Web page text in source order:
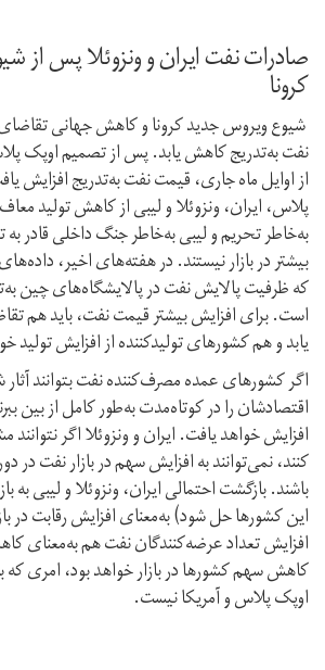
صادرات نفت ایران و ونزوئلا پس از
کرونا
شیوع ویروس جدید کرونا و کاهش جهانی
نفت به‌تدریج کاهش یابد. پس از تصمیم اوپک
از اوایل ماه جاری، قیمت نفت به‌تدریج افزایش
پلاس، ایران، ونزوئلا و لیبی از کاهش تولید
به‌خاطر تحریم و لیبی به‌خاطر جنگ داخلی قادر
بیشتر در بازار نیستند. در هفته‌های اخیر،
که ظرفیت پالایش نفت در پالایشگاه‌های چین
است. برای افزایش بیشتر قیمت نفت، باید هم
یابد و هم کشورهای تولید‌کننده از افزایش تولید
اگر کشورهای عمده مصرف‌کننده نفت بتوانند آثار
اقتصادشان را در کوتاه‌مدت به‌طور کامل از بین
افزایش خواهد یافت. ایران و ونزوئلا اگر
کنند، نمی‌توانند به افزایش سهم در بازار نفت در
باشند. بازگشت احتمالی ایران، ونزوئلا و لیبی
این کشورها حل شود) به‌معنای افزایش رقابت در
افزایش تعداد عرضه‌کنندگان نفت هم به‌معنای
کاهش سهم کشورها در بازار خواهد بود، امری
اوپک پلاس و آمریکا نیست.